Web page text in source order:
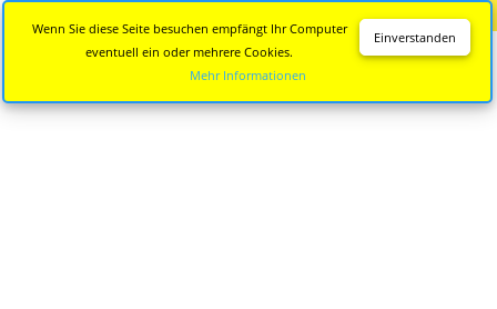
Einverstanden
Wenn Sie diese Seite besuchen empfängt Ihr Computer
eventuell ein oder mehrere Cookies.
Mehr Informationen